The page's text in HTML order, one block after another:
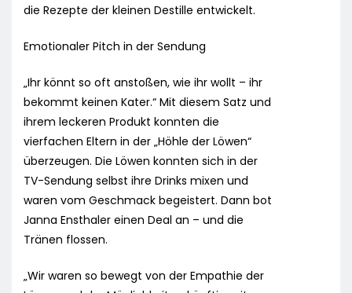
die Rezepte der kleinen Destille entwickelt.
Emotionaler Pitch in der Sendung
„Ihr könnt so oft anstoßen, wie ihr wollt – ihr
bekommt keinen Kater.“ Mit diesem Satz und
ihrem leckeren Produkt konnten die
vierfachen Eltern in der „Höhle der Löwen“
überzeugen. Die Löwen konnten sich in der
TV-Sendung selbst ihre Drinks mixen und
waren vom Geschmack begeistert. Dann bot
Janna Ensthaler einen Deal an – und die
Tränen flossen.
„Wir waren so bewegt von der Empathie der